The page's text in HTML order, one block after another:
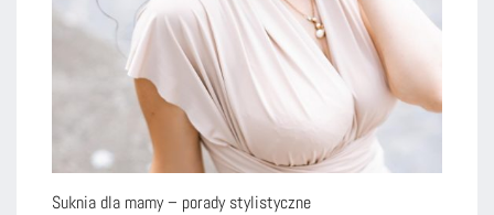
Suknia dla mamy – porady stylistyczne